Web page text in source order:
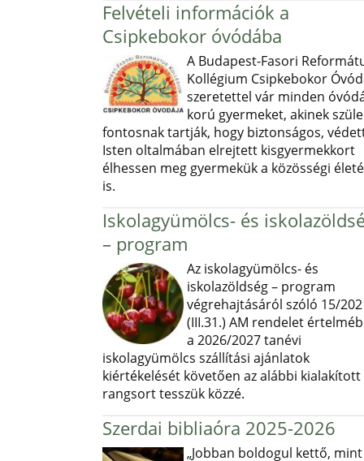
Felvételi információk a
Csipkebokor óvódába
A Budapest-Fasori
Kollégium Csipkebokor
szeretettel vár minden
korú gyermeket, akinek
fontosnak tartják, hogy biztonságos,
Isten oltalmában elrejtett kisgyermekkort
élhessen meg gyermekük a közösségi
is.
Iskolagyümölcs- és
– program
Az iskolagyümölcs- és
iskolazöldség – program
végrehajtásáról szóló 15/
(III.31.) AM rendelet
a 2026/2027 tanévi
iskolagyümölcs szállítási ajánlatok
kiértékelését követően az alábbi kialakított
rangsort tesszük közzé.
Szerdai bibliaóra 2025-2026
„Jobban boldogul kettő, mint